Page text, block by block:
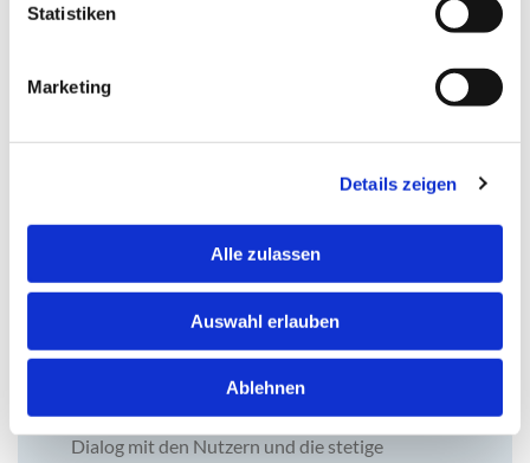
Statistiken
Marketing
Details zeigen
Alle zulassen
Auswahl erlauben
Ablehnen
Social Media Marketing - so geht´s:
Social Media Marketing (SMM) meint alle
Dabei beinhaltet Social Media Marketing
sowohl das Schalten von bezahlten Anzeigen als
auch die Erstellung und Veröffentlichung
organischer Beiträge. Anders als bei den
meisten Onlinemarketing Maßnahmen, ist der
Dialog mit den Nutzern und die stetige